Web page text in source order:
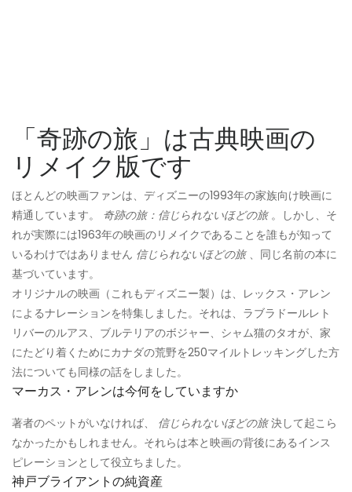
「奇跡の旅」は古典映画の
リメイク版です
ほとんどの映画ファンは、ディズニーの1993年の家族向け映画に
精通しています。 奇跡の旅：信じられないほどの旅。しかし、そ
れが実際には1963年の映画のリメイクであることを誰もが知って
いるわけではありません 信じられないほどの旅、同じ名前の本に
基づいています。
オリジナルの映画（これもディズニー製）は、レックス・アレン
によるナレーションを特集しました。それは、ラブラドールレト
リバーのルアス、ブルテリアのボジャー、シャム猫のタオが、家
にたどり着くためにカナダの荒野を250マイルトレッキングした方
法についても同様の話をしました。
マーカス・アレンは今何をしていますか
著者のペットがいなければ、 信じられないほどの旅決して起こら
なかったかもしれません。それらは本と映画の背後にあるインス
ピレーションとして役立ちました。
神戸ブライアントの純資産